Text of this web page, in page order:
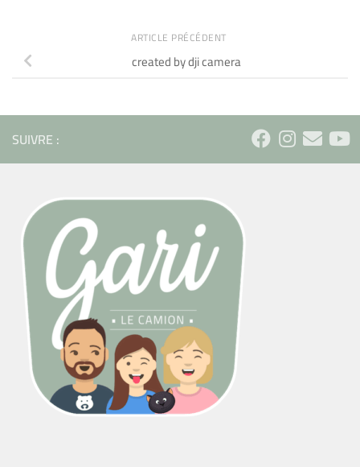
ARTICLE PRÉCÉDENT
created by dji camera
SUIVRE :